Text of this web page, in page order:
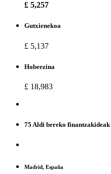
£ 5,257
Gutxienekoa
£ 5,137
Hobeezina
£ 18,983
75 Aldi bereko finantzakideak
Madrid, España